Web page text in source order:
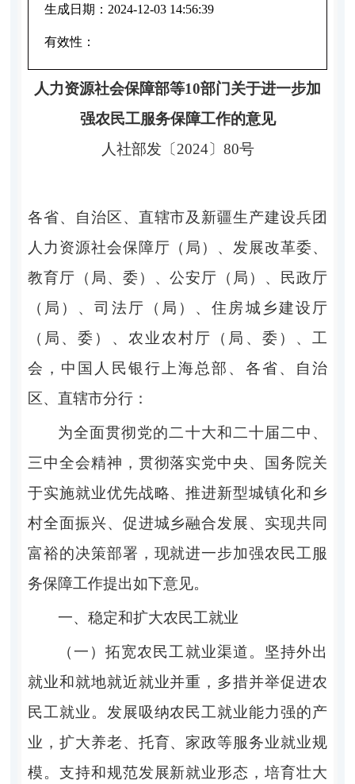
生成日期： 2024-12-03 14:56:39
有效性：
人力资源社会保障部等10部门关于进一步加
强农民工服务保障工作的意见
人社部发〔2024〕80号
各省、自治区、直辖市及新疆生产建设兵团
人力资源社会保障厅（局）、发展改革委、
教育厅（局、委）、公安厅（局）、民政厅
（局）、司法厅（局）、住房城乡建设厅
（局、委）、农业农村厅（局、委）、工
会，中国人民银行上海总部、各省、自治
区、直辖市分行：
为全面贯彻党的二十大和二十届二中、
三中全会精神，贯彻落实党中央、国务院关
于实施就业优先战略、推进新型城镇化和乡
村全面振兴、促进城乡融合发展、实现共同
富裕的决策部署，现就进一步加强农民工服
务保障工作提出如下意见。
一、稳定和扩大农民工就业
（一）拓宽农民工就业渠道。坚持外出
就业和就地就近就业并重，多措并举促进农
民工就业。发展吸纳农民工就业能力强的产
业，扩大养老、托育、家政等服务业就业规
模。支持和规范发展新就业形态，培育壮大